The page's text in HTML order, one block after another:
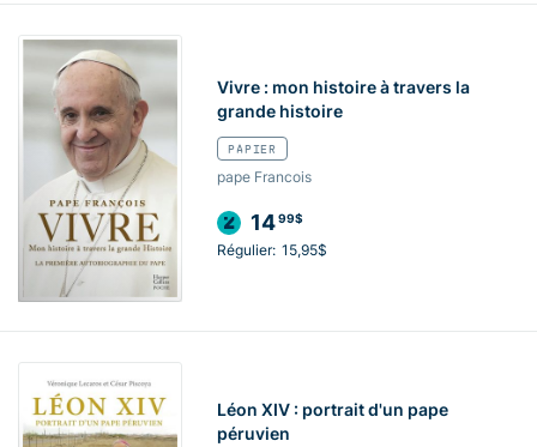
Vivre : mon histoire à travers la
grande histoire
PAPIER
pape Francois
1499$
Régulier: 15,95$
Léon XIV : portrait d'un pape
péruvien